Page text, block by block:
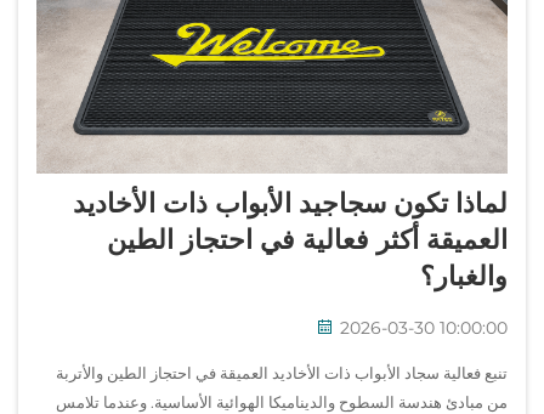
لماذا تكون سجاجيد الأبواب ذات الأخاديد
العميقة أكثر فعالية في احتجاز الطين
والغبار؟
2026-03-30 10:00:00
تنبع فعالية سجاد الأبواب ذات الأخاديد العميقة في احتجاز الطين والأتربة
من مبادئ هندسة السطوح والديناميكا الهوائية الأساسية. وعندما تلامس